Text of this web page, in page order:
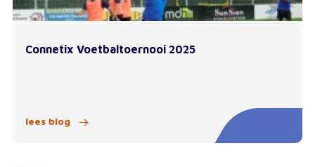
Connetix Voetbaltoernooi 2025
lees blog